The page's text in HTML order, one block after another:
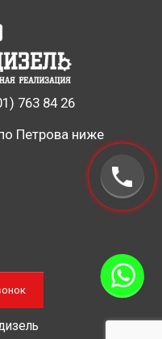
763 84 26
Петрова ниже